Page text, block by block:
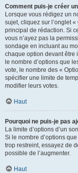
Comment puis-je créer
Lorsque vous rédigez un
sujet, cliquez sur l’onglet
principal de rédaction. Si
vous n’ayez pas la
sondage en incluant au
chaque option devant être
le nombre d’options que
vote, le nombre des «
spécifier une limite de
modifier leurs votes.
Haut
Pourquoi ne puis-je pas
La limite d’options d’un
Si le nombre d’options
trop restreint, essayez de
possible de l’augmenter.
Haut